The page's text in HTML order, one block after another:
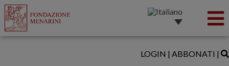
LOGIN | ABBONATI |